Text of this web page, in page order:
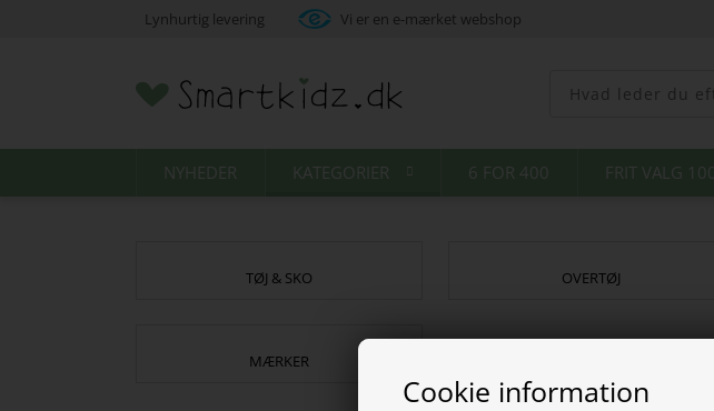
Cookie information
Lynhurtig levering Vi er en e-mærket webshop
NYHEDER KATEGORIER 6 FOR 400 FRIT VALG 100
TØJ & SKO OVERTØJ
MÆRKER